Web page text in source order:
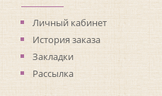
Личный кабинет
История заказа
Закладки
Рассылка